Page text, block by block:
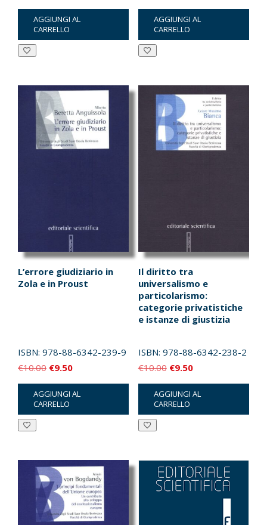
prezzo
originale
era:
prezzo
attuale
è:
AGGIUNGI AL
CARRELLO
prezzo
originale
era:
prezzo
attuale
è:
AGGIUNGI AL
CARRELLO
L’errore giudiziario in
Zola e in Proust
ISBN: 978-88-6342-239-9
€10.00 Il
prezzo
originale
era:
€9.50Il
prezzo
attuale
è:
AGGIUNGI AL
CARRELLO
Il diritto tra
universalismo e
particolarismo:
categorie privatistiche
e istanze di giustizia
ISBN: 978-88-6342-238-2
€10.00 Il
prezzo
originale
era:
€9.50Il
prezzo
attuale
è:
AGGIUNGI AL
CARRELLO